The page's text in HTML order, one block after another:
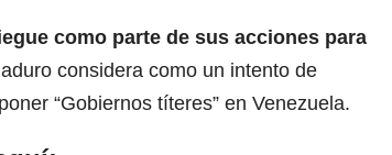
como parte de sus acciones para
considera como un intento de
“Gobiernos títeres” en Venezuela.